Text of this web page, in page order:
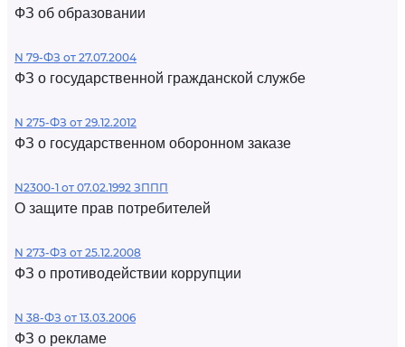
ФЗ об образовании
N 79-ФЗ от 27.07.2004
ФЗ о государственной гражданской службе
N 275-ФЗ от 29.12.2012
ФЗ о государственном оборонном заказе
N2300-1 от 07.02.1992 ЗППП
О защите прав потребителей
N 273-ФЗ от 25.12.2008
ФЗ о противодействии коррупции
N 38-ФЗ от 13.03.2006
ФЗ о рекламе